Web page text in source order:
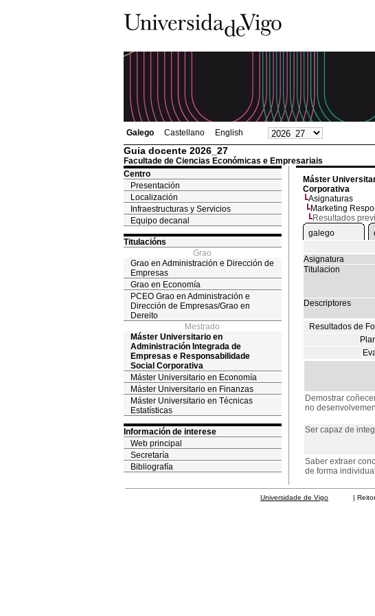
Galego Castellano English
Guia docente 2026_27
Facultade de Ciencias Económicas e Empresariais
Centro
Presentación
Localización
Infraestructuras y Servicios
Equipo decanal
Titulacións
Grao
Grao en Administración e Dirección de
Empresas
Grao en Economía
PCEO Grao en Administración e
Dirección de Empresas/Grao en
Dereito
Mestrado
Máster Universitario en
Administración Integrada de
Empresas e Responsabilidade
Social Corporativa
Máster Universitario en Economía
Máster Universitario en Finanzas
Máster Universitario en Técnicas
Estatísticas
Información de interese
Web principal
Secretaría
Bibliografía
Máster
Corporativa
Asignaturas
Marketing
Resultados
galego
Asignatura
Titulacion
Descriptores
Resultados de
Demostrar
no
Ser capaz de
Saber extraer
de forma
Universidade de Vigo | Reitoría |